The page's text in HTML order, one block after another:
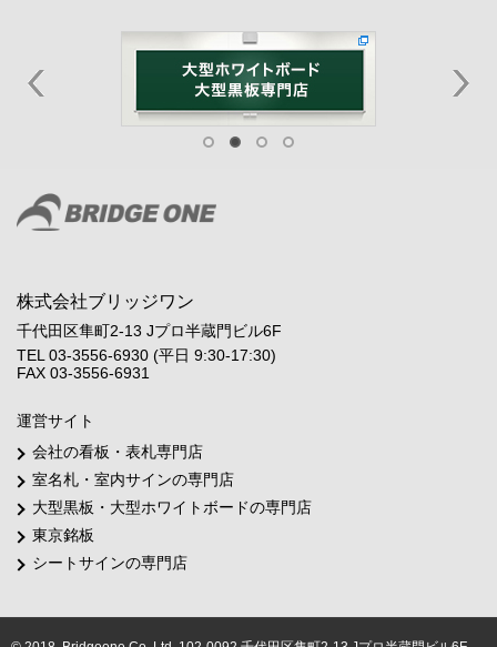
株式会社ブリッジワン
千代田区隼町2-13 Jプロ半蔵門ビル6F
TEL 03-3556-6930 (平日 9:30-17:30)
FAX 03-3556-6931
運営サイト
会社の看板・表札専門店
室名札・室内サインの専門店
大型黒板・大型ホワイトボードの専門店
東京銘板
シートサインの専門店